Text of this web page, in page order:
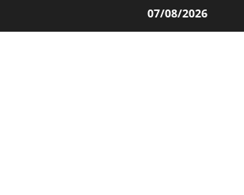
al
07/08/2026